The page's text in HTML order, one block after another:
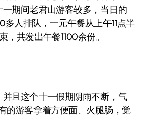
期间老君山游客较多，当日的
人排队，一元午餐从上午11点半
，共发出午餐1100余份。
且这个十一假期阴雨不断，气
的游客拿着方便面、火腿肠，觉